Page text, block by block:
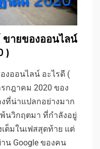
ขายของออนไลน์
)
งออนไลน์ อะไรดี (
กฎาคม 2020 ของ
ที่น่าแปลกอย่างมาก
นวิกฤตมา ที่กำลังอยู่
ต็มในเฟสสุดท้าย แต่
น Google ของคน